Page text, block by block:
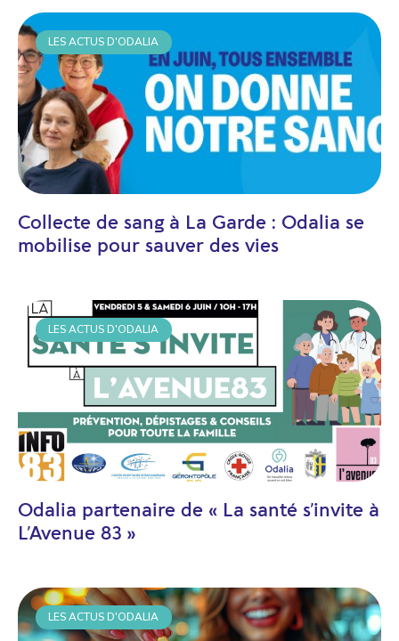
LES ACTUS D'ODALIA
Collecte de sang à La Garde : Odalia se
mobilise pour sauver des vies
LES ACTUS D'ODALIA
Odalia partenaire de « La santé s’invite à
L’Avenue 83 »
LES ACTUS D'ODALIA